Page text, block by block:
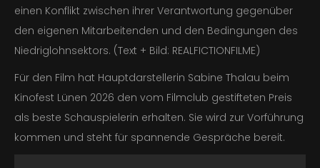
einen Konflikt zwischen ihrer Verantwortung gegenüber
den eigenen Mitarbeitenden und den Bedingungen des
Niedriglohnsektors. (Text + Bild: REALFICTIONFILME)
Für den Film hat Hauptdarstellerin Sabine Thalau beim
Kinofest Lünen 2026 den vom Filmclub gestifteten Preis
als beste Schauspielerin erhalten. Sie wird zur Vorführung
kommen und steht für spannende Gespräche bereit.